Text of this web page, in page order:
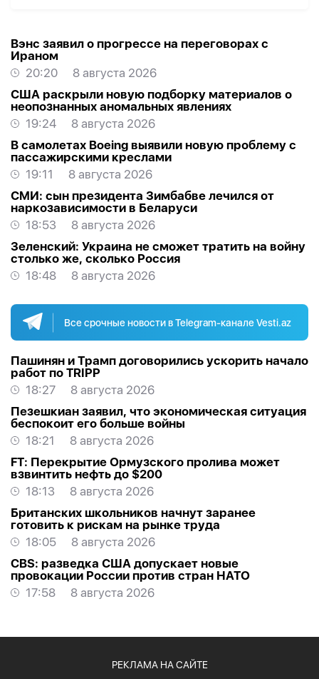
Вэнс заявил о прогрессе на переговорах с
Ираном
20:20
8 августа 2026
США раскрыли новую подборку материалов о
неопознанных аномальных явлениях
19:24
8 августа 2026
В самолетах Boeing выявили новую проблему с
пассажирскими креслами
19:11
8 августа 2026
СМИ: сын президента Зимбабве лечился от
наркозависимости в Беларуси
18:53
8 августа 2026
Зеленский: Украина не сможет тратить на войну
столько же, сколько Россия
18:48
8 августа 2026
Все срочные новости в Telegram-канале Vesti.az
Пашинян и Трамп договорились ускорить начало
работ по TRIPP
18:27
8 августа 2026
Пезешкиан заявил, что экономическая ситуация
беспокоит его больше войны
18:21
8 августа 2026
FT: Перекрытие Ормузского пролива может
взвинтить нефть до $200
18:13
8 августа 2026
Британских школьников начнут заранее
готовить к рискам на рынке труда
18:05
8 августа 2026
CBS: разведка США допускает новые
провокации России против стран НАТО
17:58
8 августа 2026
РЕКЛАМА НА САЙТЕ